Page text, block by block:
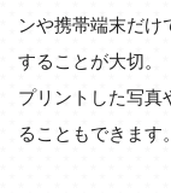
ンや携帯端末だけ
することが大切。
プリントした写真
ることもできます。